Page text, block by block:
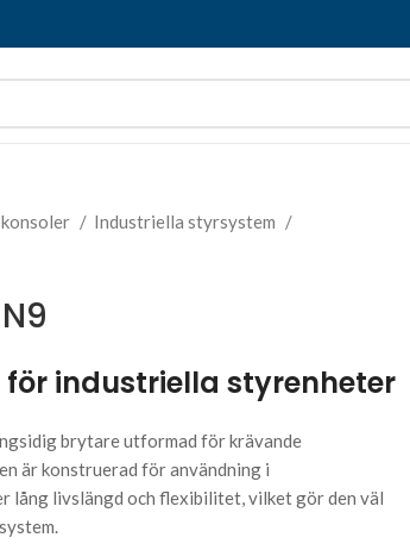
Industriella styrsystem
industriella styrenheter
brytare utformad för krävande
är konstruerad för användning i
lång livslängd och flexibilitet, vilket gör den väl